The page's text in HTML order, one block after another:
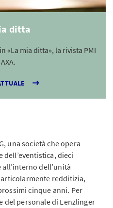
ditta
«La mia ditta», la rivista PMI
una società che opera
dieci
dell’unità
redditizia,
cinque anni. Per
del personale di Lenzlinger